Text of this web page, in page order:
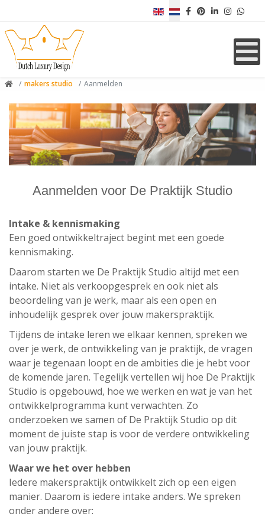
Selecteer de taal
makers studio Aanmelden
Aanmelden voor De Praktijk Studio
Intake & kennismaking
Een goed ontwikkeltraject begint met een goede
kennismaking.
Daarom starten we De Praktijk Studio altijd met een
intake. Niet als verkoopgesprek en ook niet als
beoordeling van je werk, maar als een open en
inhoudelijk gesprek over jouw makerspraktijk.
Tijdens de intake leren we elkaar kennen, spreken we
over je werk, de ontwikkeling van je praktijk, de vragen
waar je tegenaan loopt en de ambities die je hebt voor
de komende jaren. Tegelijk vertellen wij hoe De Praktijk
Studio is opgebouwd, hoe we werken en wat je van het
ontwikkelprogramma kunt verwachten. Zo
onderzoeken we samen of De Praktijk Studio op dit
moment de juiste stap is voor de verdere ontwikkeling
van jouw praktijk.
Waar we het over hebben
Iedere makerspraktijk ontwikkelt zich op een eigen
manier. Daarom is iedere intake anders. We spreken
onder andere over: